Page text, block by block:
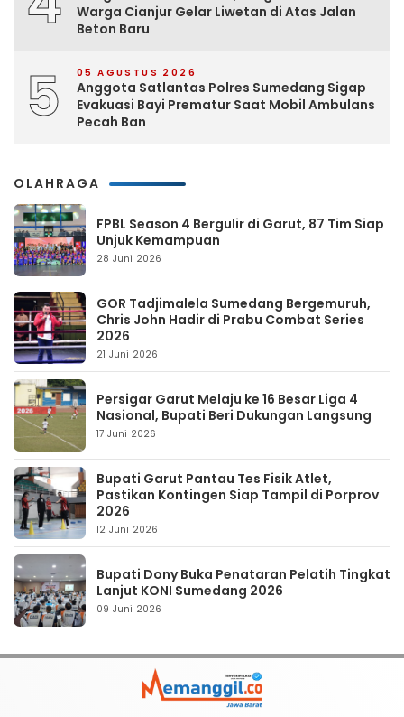
Warga Cianjur Gelar Liwetan di Atas Jalan
Beton Baru
5 05 AGUSTUS 2026
Anggota Satlantas Polres Sumedang Sigap
Evakuasi Bayi Prematur Saat Mobil Ambulans
Pecah Ban
OLAHRAGA
FPBL Season 4 Bergulir di Garut, 87 Tim Siap
Unjuk Kemampuan
28 Juni 2026
GOR Tadjimalela Sumedang Bergemuruh,
Chris John Hadir di Prabu Combat Series
2026
21 Juni 2026
Persigar Garut Melaju ke 16 Besar Liga 4
Nasional, Bupati Beri Dukungan Langsung
17 Juni 2026
Bupati Garut Pantau Tes Fisik Atlet,
Pastikan Kontingen Siap Tampil di Porprov
2026
12 Juni 2026
Bupati Dony Buka Penataran Pelatih Tingkat
Lanjut KONI Sumedang 2026
09 Juni 2026